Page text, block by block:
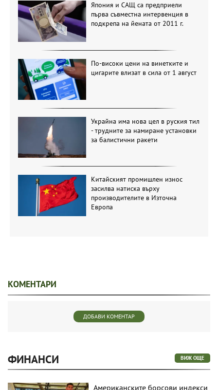
Япония и САЩ са предприели
първа съвместна интервенция в
подкрепа на йената от 2011 г.
По-високи цени на винетките и
цигарите влизат в сила от 1 август
Украйна има нова цел в руския тил
- трудните за намиране установки
за балистични ракети
Китайският промишлен износ
засилва натиска върху
производителите в Източна
Европа
КОМЕНТАРИ
ДОБАВИ КОМЕНТАР
ФИНАНСИ ВИЖ ОЩЕ
Американските борсови индекси